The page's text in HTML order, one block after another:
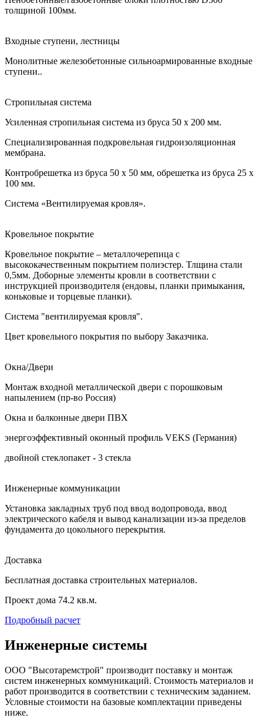
толщиной 100мм.
Входные ступени, лестницы
Монолитные железобетонные сильноармированные входные
ступени..
Стропильная система
Усиленная стропильная система из бруса 50 х 200 мм.
Специализированная подкровельная гидроизоляционная
мембрана.
Контробрешетка из бруса 50 х 50 мм, обрешетка из бруса 25 х
100 мм.
Система «Вентилируемая кровля».
Кровельное покрытие
Кровельное покрытие – металлочерепица с
высококачественным покрытием полиэстер. Тлщина стали
0,5мм. Доборные элементы кровли в соответствии с
инструкцией производителя (ендовы, планки примыкания,
коньковые и торцевые планки).
Система "вентилируемая кровля".
Цвет кровельного покрытия по выбору Заказчика.
Окна/Двери
Монтаж входной металлической двери с порошковым
напылением (пр-во Россия)
Окна и балконные двери ПВХ
энергоэффективный оконный профиль VEKS (Германия)
двойной стеклопакет - 3 стекла
Инженерные коммуникации
Установка закладных труб под ввод водопровода, ввод
электрического кабеля и вывод канализации из-за пределов
фундамента до цокольного перекрытия.
Доставка
Бесплатная доставка строительных материалов.
Проект дома 74.2 кв.м.
Подробный расчет
Инженерные системы
ООО "Высотаремстрой" производит поставку и монтаж
систем инженерных коммуникаций. Стоимость материалов и
работ производится в соответствии с техническим заданием.
Условные стоимости на базовые комплектации приведены
ниже.